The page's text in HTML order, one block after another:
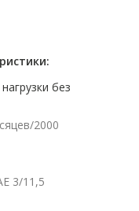
без
2000
3/11,5